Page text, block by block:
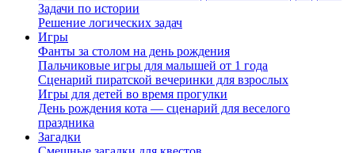
Задачи по истории
Решение логических задач
Игры
Фанты за столом на день рождения
Пальчиковые игры для малышей от 1 года
Сценарий пиратской вечеринки для взрослых
Игры для детей во время прогулки
День рождения кота — сценарий для веселого
праздника
Загадки